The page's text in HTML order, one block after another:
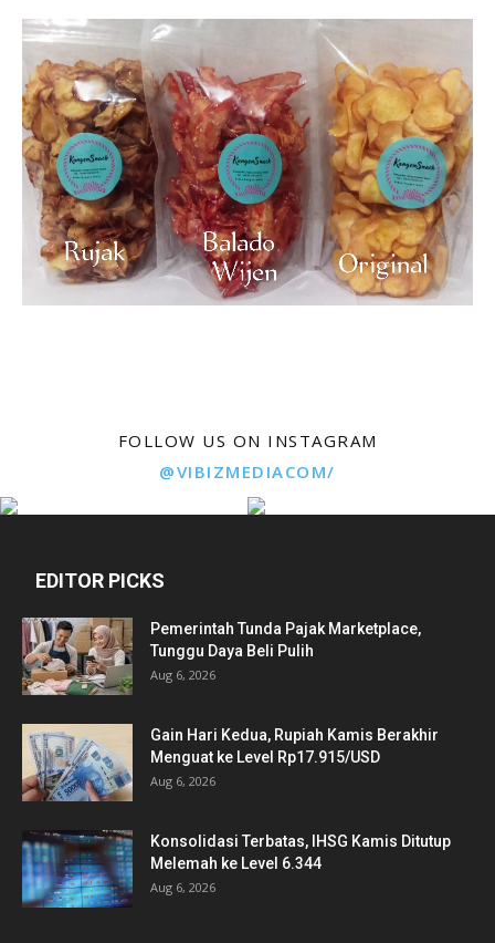
FOLLOW US ON INSTAGRAM
@VIBIZMEDIACOM/
EDITOR PICKS
Pemerintah Tunda Pajak Marketplace,
Tunggu Daya Beli Pulih
Aug 6, 2026
Gain Hari Kedua, Rupiah Kamis Berakhir
Menguat ke Level Rp17.915/USD
Aug 6, 2026
Konsolidasi Terbatas, IHSG Kamis Ditutup
Melemah ke Level 6.344
Aug 6, 2026